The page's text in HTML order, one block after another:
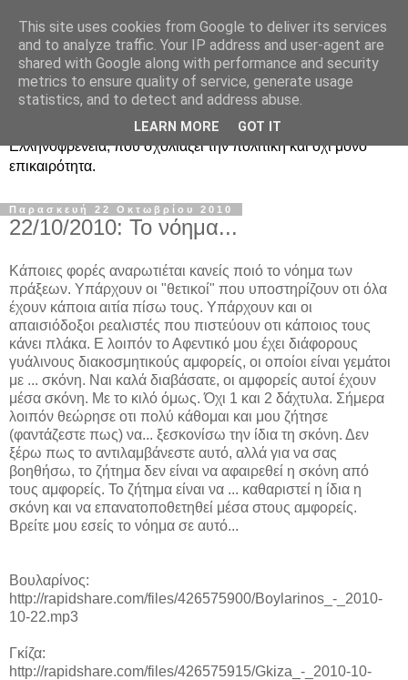
Ραδιοφωνική
Ελληνοφρένεια Unofficial
Η γνωστή ραδιοφωνική εκπομπή κατά κόσμον
Ελληνοφρένεια, που σχολιάζει την πολιτική και όχι μόνο
επικαιρότητα.
Παρασκευή 22 Οκτωβρίου 2010
22/10/2010: Το νόημα...
Κάποιες φορές αναρωτιέται κανείς ποιό το νόημα των
πράξεων. Υπάρχουν οι "θετικοί" που υποστηρίζουν οτι όλα
έχουν κάποια αιτία πίσω τους. Υπάρχουν και οι
απαισιόδοξοι ρεαλιστές που πιστεύουν οτι κάποιος τους
κάνει πλάκα. Ε λοιπόν το Αφεντικό μου έχει διάφορους
γυάλινους διακοσμητικούς αμφορείς, οι οποίοι είναι γεμάτοι
με ... σκόνη. Ναι καλά διαβάσατε, οι αμφορείς αυτοί έχουν
μέσα σκόνη. Με το κιλό όμως. Όχι 1 και 2 δάχτυλα. Σήμερα
λοιπόν θεώρησε οτι πολύ κάθομαι και μου ζήτησε
(φαντάζεστε πως) να... ξεσκονίσω την ίδια τη σκόνη. Δεν
ξέρω πως το αντιλαμβάνεστε αυτό, αλλά για να σας
βοηθήσω, το ζήτημα δεν είναι να αφαιρεθεί η σκόνη από
τους αμφορείς. Το ζήτημα είναι να ... καθαριστεί η ίδια η
σκόνη και να επανατοποθετηθεί μέσα στους αμφορείς.
Βρείτε μου εσείς το νόημα σε αυτό...
Βουλαρίνος:
http://rapidshare.com/files/426575900/Boylarinos_-_2010-
10-22.mp3
Γκίζα:
http://rapidshare.com/files/426575915/Gkiza_-_2010-10-
This site uses cookies from Google to deliver its services
and to analyze traffic. Your IP address and user-agent are
shared with Google along with performance and security
metrics to ensure quality of service, generate usage
statistics, and to detect and address abuse.
LEARN MORE GOT IT